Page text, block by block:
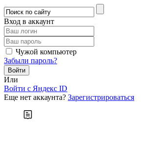
Вход в аккаунт
Чужой компьютер
Забыли пароль?
Или
Войти c Яндекс ID
Еще нет аккаунта? Зарегистрироваться